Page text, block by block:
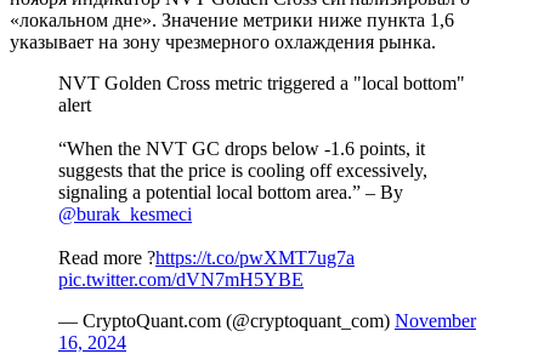
«локальном дне». Значение метрики ниже пункта 1,6
указывает на зону чрезмерного охлаждения рынка.
NVT Golden Cross metric triggered a "local bottom"
alert
“When the NVT GC drops below -1.6 points, it
suggests that the price is cooling off excessively,
signaling a potential local bottom area.” – By
@burak_kesmeci
Read more ?https://t.co/pwXMT7ug7a
pic.twitter.com/dVN7mH5YBE
— CryptoQuant.com (@cryptoquant_com) November
16, 2024